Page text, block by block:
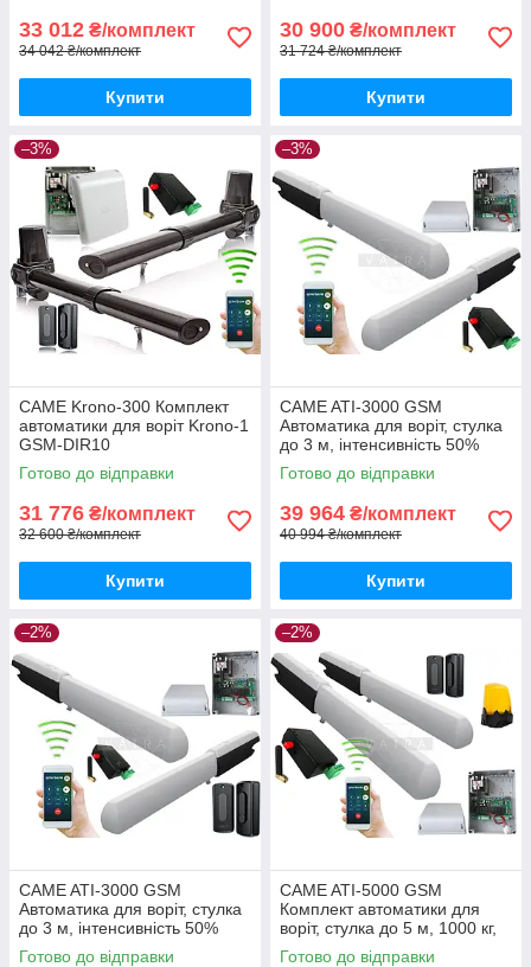
33 012 ₴/комплект
34 042 ₴/комплект
Купити
30 900 ₴/комплект
31 724 ₴/комплект
Купити
–3%
CAME Krono-300 Комплект
автоматики для воріт Krono-1
GSM-DIR10
Готово до відправки
31 776 ₴/комплект
32 600 ₴/комплект
Купити
–3%
CAME ATI-3000 GSM
Автоматика для воріт, стулка
до 3 м, інтенсивність 50%
Готово до відправки
39 964 ₴/комплект
40 994 ₴/комплект
Купити
–2%
CAME ATI-3000 GSM
Автоматика для воріт, стулка
до 3 м, інтенсивність 50%
Готово до відправки
–2%
CAME ATI-5000 GSM
Комплект автоматики для
воріт, стулка до 5 м, 1000 кг,
інтенсивність 50%
Готово до відправки